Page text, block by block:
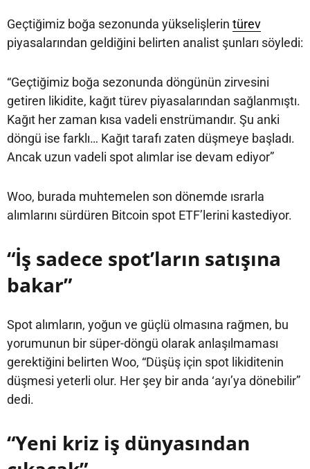
Geçtiğimiz boğa sezonunda yükselişlerin türev
piyasalarından geldiğini belirten analist şunları söyledi:
“Geçtiğimiz boğa sezonunda döngünün zirvesini
getiren likidite, kağıt türev piyasalarından sağlanmıştı.
Kağıt her zaman kısa vadeli enstrümandır. Şu anki
döngü ise farklı… Kağıt tarafı zaten düşmeye başladı.
Ancak uzun vadeli spot alımlar ise devam ediyor”
Woo, burada muhtemelen son dönemde ısrarla
alımlarını sürdüren Bitcoin spot ETF’lerini kastediyor.
“İş sadece spot’ların satışına
bakar”
Spot alımların, yoğun ve güçlü olmasına rağmen, bu
yorumunun bir süper-döngü olarak anlaşılmaması
gerektiğini belirten Woo, “Düşüş için spot likiditenin
düşmesi yeterli olur. Her şey bir anda ‘ayı’ya dönebilir”
dedi.
“Yeni kriz iş dünyasından